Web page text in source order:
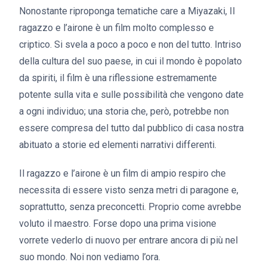
Nonostante riproponga tematiche care a Miyazaki, Il
ragazzo e l’airone è un film molto complesso e
criptico. Si svela a poco a poco e non del tutto. Intriso
della cultura del suo paese, in cui il mondo è popolato
da spiriti, il film è una riflessione estremamente
potente sulla vita e sulle possibilità che vengono date
a ogni individuo; una storia che, però, potrebbe non
essere compresa del tutto dal pubblico di casa nostra
abituato a storie ed elementi narrativi differenti.
Il ragazzo e l’airone è un film di ampio respiro che
necessita di essere visto senza metri di paragone e,
soprattutto, senza preconcetti. Proprio come avrebbe
voluto il maestro. Forse dopo una prima visione
vorrete vederlo di nuovo per entrare ancora di più nel
suo mondo. Noi non vediamo l’ora.